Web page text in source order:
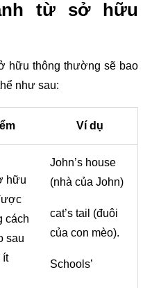
từ sở hữu
hữu thông thường sẽ bao
như sau:
Ví dụ
hữu
cách
sau
ít
John’s house
(nhà của John)
cat’s tail (đuôi
của con mèo).
Schools’